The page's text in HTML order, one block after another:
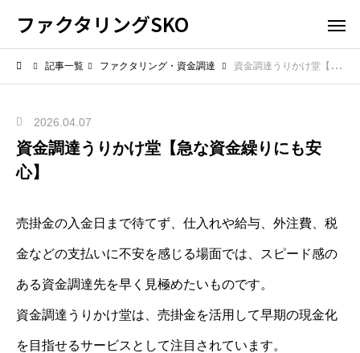
ファクタリングSKO
記事一覧 ファクタリング・資金調達 資金調達うりかけ堂【急な資金繰りにも安心】
2026.04.07
資金調達うりかけ堂【急な資金繰りにも安
心】
売掛金の入金日まで待てず、仕入れや給与、外注費、税
金などの支払いに不安を感じる場面では、スピード感の
ある資金調達先を早く見極めたいものです。
資金調達うりかけ堂は、売掛金を活用して早期の現金化
を目指せるサービスとして注目されています。